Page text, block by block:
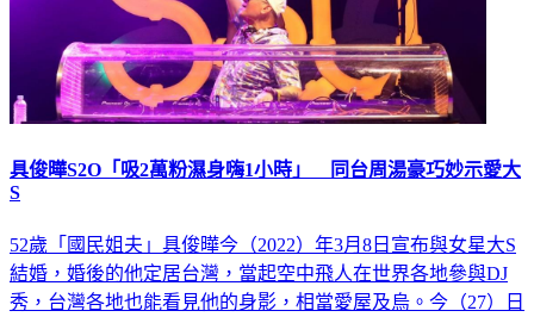
具俊曄S2O「吸2萬粉濕身嗨1小時」 同台周湯豪巧妙示愛大
52歲「國民姐夫」具俊曄今（2022）年3月8日宣布與女星大S
結婚，婚後的他定居台灣，當起空中飛人在世界各地參與DJ